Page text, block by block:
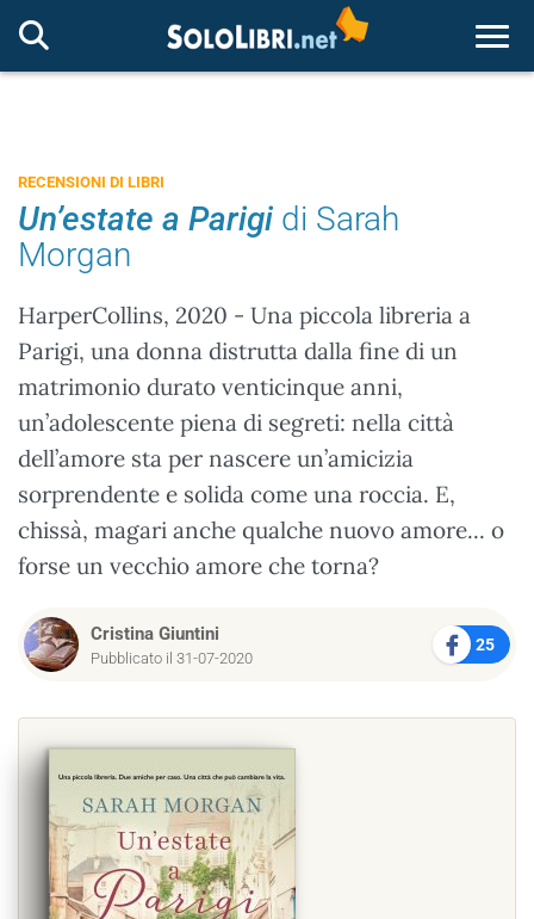
RECENSIONI DI LIBRI
Un’estate a Parigi di Sarah
Morgan
HarperCollins, 2020 - Una piccola libreria a
Parigi, una donna distrutta dalla fine di un
matrimonio durato venticinque anni,
un’adolescente piena di segreti: nella città
dell’amore sta per nascere un’amicizia
sorprendente e solida come una roccia. E,
chissà, magari anche qualche nuovo amore... o
forse un vecchio amore che torna?
Cristina Giuntini
Pubblicato il 31-07-2020
25